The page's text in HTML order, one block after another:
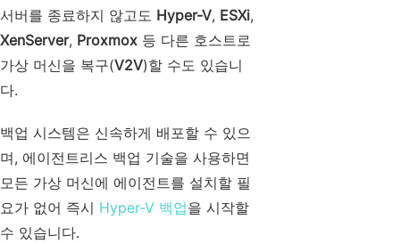
서버를 종료하지 않고도 Hyper-V, ESXi,
XenServer, Proxmox 등 다른 호스트로
가상 머신을 복구(V2V)할 수도 있습니
다.
백업 시스템은 신속하게 배포할 수 있으
며, 에이전트리스 백업 기술을 사용하면
모든 가상 머신에 에이전트를 설치할 필
요가 없어 즉시 Hyper-V 백업을 시작할
수 있습니다.